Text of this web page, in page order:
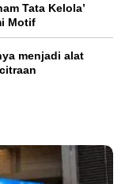
Tata Kelola’
Motif
menjadi alat